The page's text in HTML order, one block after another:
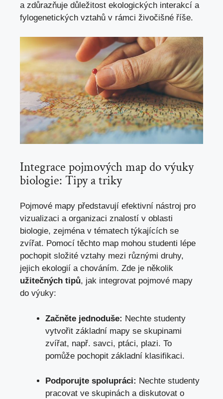
a zdůrazňuje důležitost ekologických interakcí a
fylogenetických vztahů v rámci živočišné říše.
Integrace pojmových map do výuky
biologie: Tipy a triky
Pojmové mapy představují efektivní nástroj pro
vizualizaci a organizaci znalostí v oblasti
biologie, zejména v tématech týkajících se
zvířat. Pomocí těchto map mohou studenti lépe
pochopit složité vztahy mezi různými druhy,
jejich ekologií a chováním. Zde je několik
užitečných tipů, jak integrovat pojmové mapy
do výuky:
Začněte jednoduše: Nechte studenty
vytvořit základní mapy se skupinami
zvířat, např. savci, ptáci, plazi. To
pomůže pochopit základní klasifikaci.
Podporujte spolupráci: Nechte studenty
pracovat ve skupinách a diskutovat o